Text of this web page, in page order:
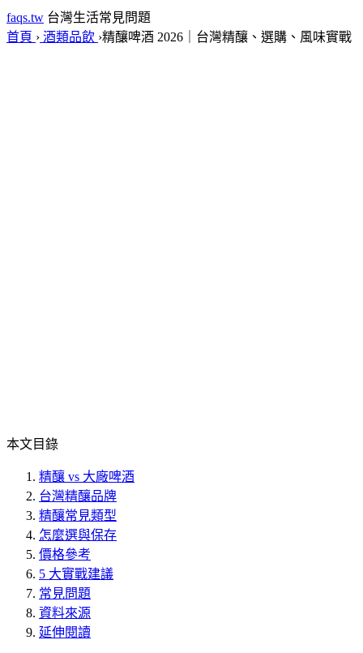
faqs.tw 台灣生活常見問題
首頁 › 酒類品飲 ›精釀啤酒 2026｜台灣精釀、選購、風味實戰
本文目錄
精釀 vs 大廠啤酒
台灣精釀品牌
精釀常見類型
怎麼選與保存
價格參考
5 大實戰建議
常見問題
資料來源
延伸閱讀